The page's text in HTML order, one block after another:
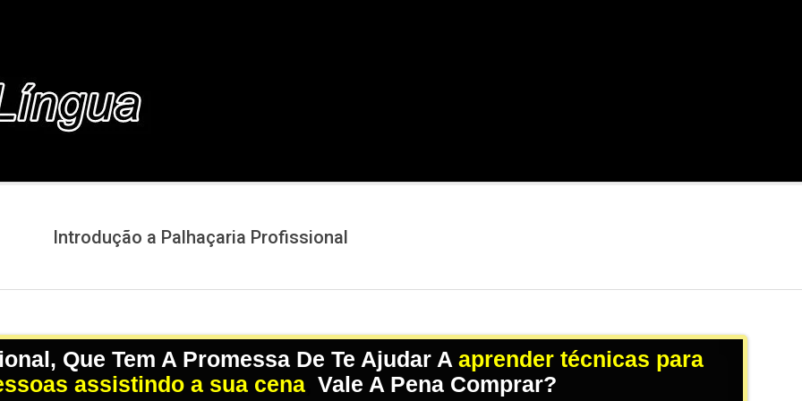
Introdução a Palhaçaria Profissional
Que Tem A Promessa De Te Ajudar A aprender técnicas para
assistindo a sua cena Vale A Pena Comprar?